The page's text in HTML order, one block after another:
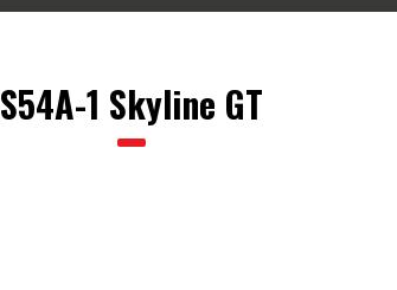
S54A-1 Skyline GT